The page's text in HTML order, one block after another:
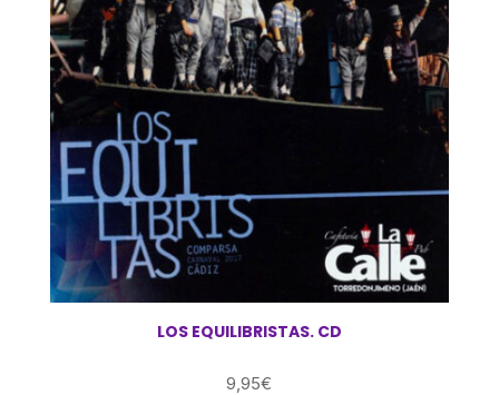
LOS EQUILIBRISTAS. CD
9,95€